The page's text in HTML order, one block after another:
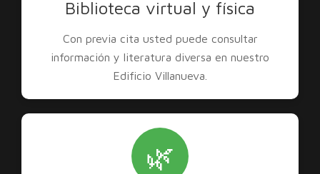
Biblioteca virtual y física
Con previa cita usted puede consultar
información y literatura diversa en nuestro
Edificio Villanueva.
🌿